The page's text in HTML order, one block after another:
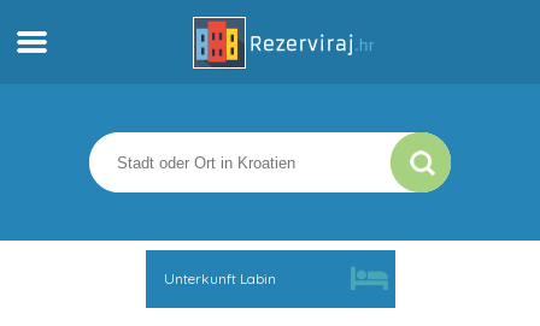
Apartments
Touristeninformation
Unterkunft Labin